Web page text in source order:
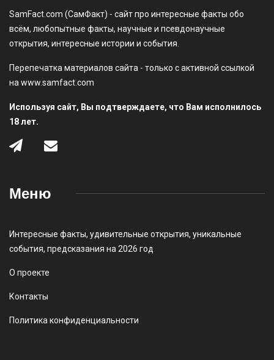
SamFact.com (СамФакт) - сайт про интересные факты обо
всём, любопытные факты, научные и псевдонаучные
открытия, интересные истории и события.
Перепечатка материалов сайта - только с активной ссылкой
на www.samfact.com
Используя сайт, Вы подтверждаете, что Вам исполнилось
18 лет.
Меню
Интересные факты, удивительные открытия, уникальные
события, предсказания на 2026 год
О проекте
Контакты
Политика конфиденциальности